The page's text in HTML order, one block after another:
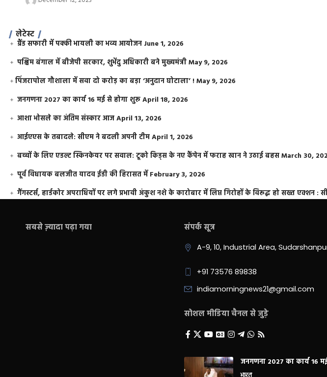
लेटेस्ट
ग्रैंड सफारी में पक्की भायली का भव्य आयोजन June 1, 2026
पश्चिम बंगाल में बीजेपी सरकार, शुभेंदु अधिकारी बने मुख्यमंत्रीMay 9, 2026
​पिंजरापोल गौशाला में सवा दो करोड़ का बड़ा ‘अनुदान घोटाला’ !May 9, 2026
जनगणना 2027 का कार्य 16 मई से होगा शुरूApril 18, 2026
आशा भोसले का अंतिम संस्कार आजApril 13, 2026
आईएएस के तबादले: सीएम ने बदली अपनी टीमApril 1, 2026
बच्चों के लिए एडल्ट स्किनकेयर पर सवाल: टूको किड्स के नए कैंपेन में फराह खान ने उठाई बहसMarch 30,
पूर्व विधायक बलजीत यादव ईडी की हिरासत में February 3, 2026
गैंगस्टर्स, हार्डकोर अपराधियों पर लगे प्रभावी अंकुश नशे के कारोबार में लिप्त गिरोहों के विरूद्ध हो सख्त एक्शन :
सबसे ज़्यादा पढ़ा गया संपर्क सूत्र
A-9, 10, Industrial Area,
+91 73576 89838
indiamorningnews21@gmail.com
सोशल मीडिया चैनल से जुड़े
जनगणना 2027 का कार्य 16